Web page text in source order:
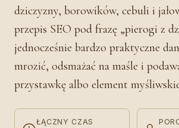
dziczyzny, borowików, cebuli i
przepis SEO pod frazę „pierogi z
jednocześnie bardzo praktyczne
mrozić, odsmażać na maśle i
przystawkę albo element
ŁĄCZNY CZAS